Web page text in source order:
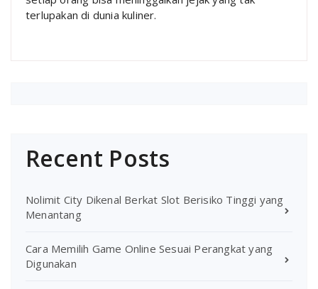
terlupakan di dunia kuliner.
Recent Posts
Nolimit City Dikenal Berkat Slot Berisiko Tinggi yang
Menantang
Cara Memilih Game Online Sesuai Perangkat yang
Digunakan